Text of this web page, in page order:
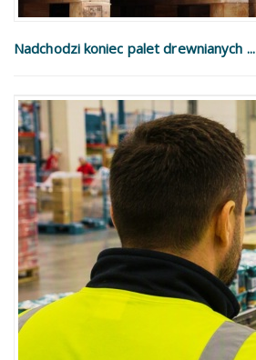
Nadchodzi koniec palet drewnianych ...